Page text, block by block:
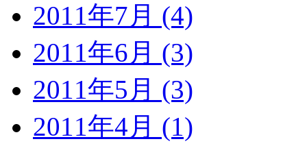
2011年7月 (4)
2011年6月 (3)
2011年5月 (3)
2011年4月 (1)